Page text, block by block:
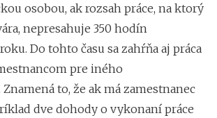
osobou, ak rozsah práce, na ktorý
nepresahuje 350 hodín
Do tohto času sa zahŕňa aj práca
pre iného
Znamená to, že ak má zamestnanec
dve dohody o vykonaní práce